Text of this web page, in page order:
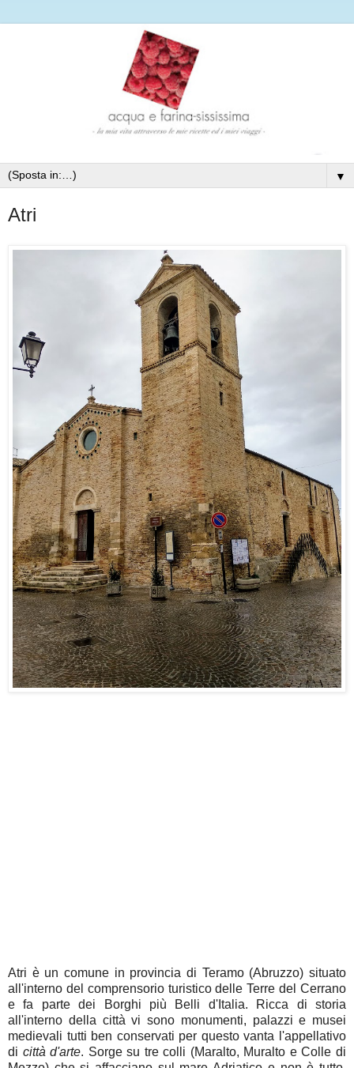
▼
Atri
Atri è un comune in provincia di Teramo (Abruzzo) situato
all'interno del comprensorio turistico delle Terre del Cerrano
e fa parte dei Borghi più Belli d'Italia. Ricca di storia
all'interno della città vi sono monumenti, palazzi e musei
medievali tutti ben conservati per questo vanta l'appellativo
di città d'arte. Sorge su tre colli (Maralto, Muralto e Colle di